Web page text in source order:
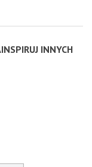
INNYCH